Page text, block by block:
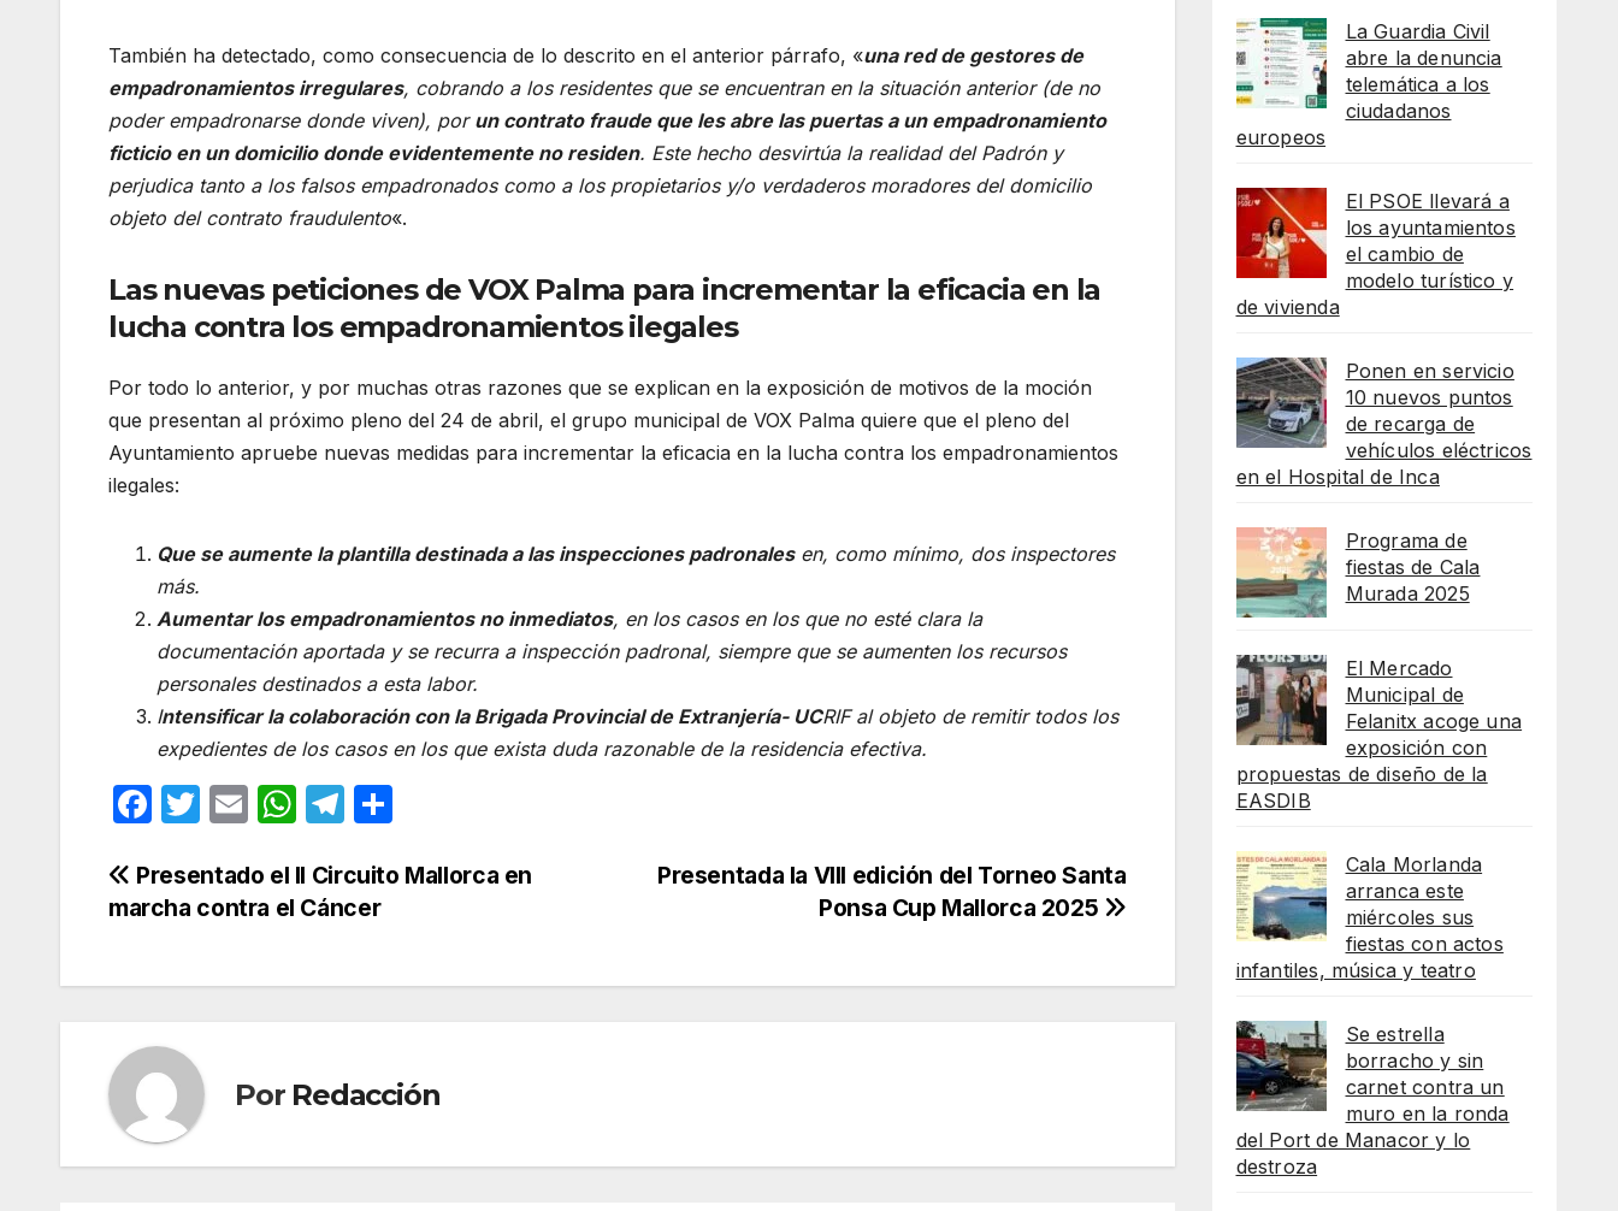
También ha detectado, como consecuencia de lo descrito en el anterior párrafo, «una red de gestores de
empadronamientos irregulares, cobrando a los residentes que se encuentran en la situación anterior (de no
poder empadronarse donde viven), por un contrato fraude que les abre las puertas a un empadronamiento
ficticio en un domicilio donde evidentemente no residen. Este hecho desvirtúa la realidad del Padrón y
perjudica tanto a los falsos empadronados como a los propietarios y/o verdaderos moradores del domicilio
objeto del contrato fraudulento«.
Las nuevas peticiones de VOX Palma para incrementar la eficacia en la
lucha contra los empadronamientos ilegales
Por todo lo anterior, y por muchas otras razones que se explican en la exposición de motivos de la moción
que presentan al próximo pleno del 24 de abril, el grupo municipal de VOX Palma quiere que el pleno del
Ayuntamiento apruebe nuevas medidas para incrementar la eficacia en la lucha contra los empadronamientos
ilegales:
Que se aumente la plantilla destinada a las inspecciones padronalesen, como mínimo, dos inspectores
más.
Aumentar los empadronamientos no inmediatos, en los casos en los que no esté clara la
documentación aportada y se recurra a inspección padronal, siempre que se aumenten los recursos
personales destinados a esta labor.
Intensificar la colaboración con la Brigada Provincial de Extranjería- UCRIF al objeto de remitir todos los
expedientes de los casos en los que exista duda razonable de la residencia efectiva.
F
c
e
o
o
k
T
itt
er
E
ail
W
at
s
p
T
e
gr
m
m
tir
Navegación
entradas
Presentada la VIII edición del Torneo Santa
Ponsa Cup Mallorca 2025
Presentado el II Circuito Mallorca en
marcha contra el Cáncer
Por Redacción
La Guardia Civil
abre la denuncia
telemática a los
ciudadanos
europeos
El PSOE llevará a
los ayuntamientos
el cambio de
modelo turístico y
de vivienda
Ponen en servicio
10 nuevos puntos
de recarga de
vehículos eléctricos
en el Hospital de Inca
Programa de
fiestas de Cala
Murada 2025
El Mercado
Municipal de
Felanitx acoge una
exposición con
propuestas de diseño de la
EASDIB
Cala Morlanda
arranca este
miércoles sus
fiestas con actos
infantiles, música y teatro
Se estrella
borracho y sin
carnet contra un
muro en la ronda
del Port de Manacor y lo
destroza